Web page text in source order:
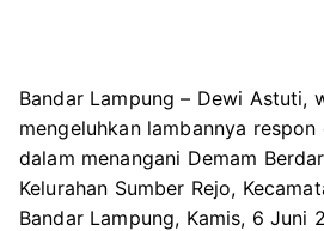
Bandar Lampung – Dewi Astuti,
mengeluhkan lambannya
dalam menangani Demam
Kelurahan Sumber Rejo,
Bandar Lampung, Kamis, 6 Juni